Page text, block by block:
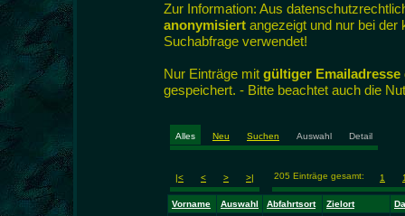
Zur Information: Aus
anonymisiert angezeigt und nur bei der
Suchabfrage verwendet!
Nur Einträge mit gültiger Emailadresse
gespeichert. - Bitte beachtet auch die
Alles Neu Suchen Auswahl Detail
|< < > >| 205 Einträge gesamt: 1
Vorname Auswahl Abfahrtsort Zielort